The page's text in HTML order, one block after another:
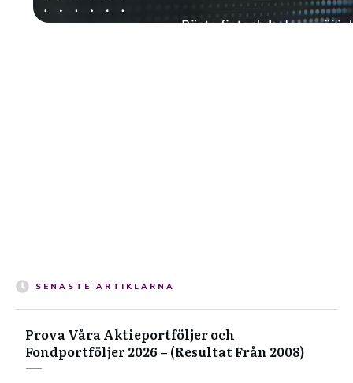
SENASTE ARTIKLARNA
Prova Våra Aktieportföljer och
Fondportföljer 2026 – (Resultat Från 2008)